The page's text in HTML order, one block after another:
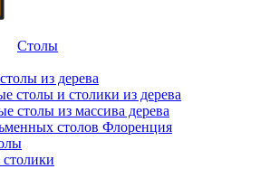
Столы
из дерева
столы и столики из дерева
столы из массива дерева
столов Флоренция